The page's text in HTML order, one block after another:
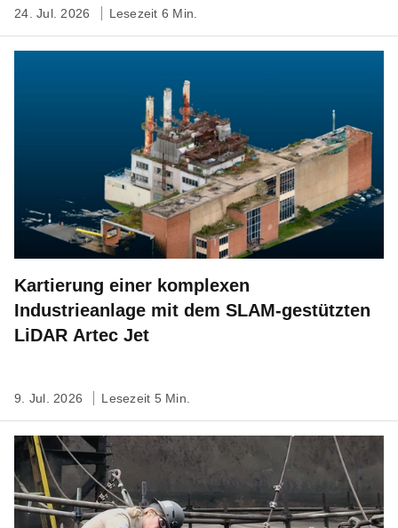
24. Jul. 2026 Lesezeit 6 Min.
Kartierung einer komplexen
Industrieanlage mit dem SLAM-gestützten
LiDAR Artec Jet
9. Jul. 2026 Lesezeit 5 Min.